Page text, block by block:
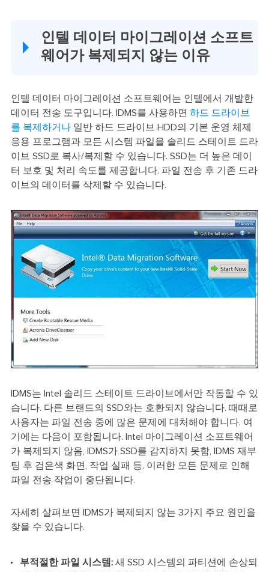
인텔 데이터 마이그레이션 소프트
웨어가 복제되지 않는 이유
인텔 데이터 마이그레이션 소프트웨어는 인텔에서 개발한
데이터 전송 도구입니다. IDMS를 사용하면 하드 드라이브
를 복제하거나일반 하드 드라이브 HDD의 기본 운영 체제
응용 프로그램과 모든 시스템 파일을 솔리드 스테이트 드라
이브 SSD로 복사/복제할 수 있습니다. SSD는 더 높은 데이
터 보호 및 처리 속도를 제공합니다. 파일 전송 후 기존 드라
이브의 데이터를 삭제할 수 있습니다.
IDMS는 Intel 솔리드 스테이트 드라이브에서만 작동할 수 있
습니다. 다른 브랜드의 SSD와는 호환되지 않습니다. 때때로
사용자는 파일 전송 중에 많은 문제에 대처해야 합니다. 여
기에는 다음이 포함됩니다. Intel 마이그레이션 소프트웨어
가 복제되지 않음, IDMS가 SSD를 감지하지 못함, IDMS 재부
팅 후 검은색 화면, 작업 실패 등. 이러한 모든 문제로 인해
파일 전송 작업이 중단됩니다.
자세히 살펴보면 IDMS가 복제되지 않는 3가지 주요 원인을
찾을 수 있습니다.
부적절한 파일 시스템:새 SSD 시스템의 파티션에 손상되